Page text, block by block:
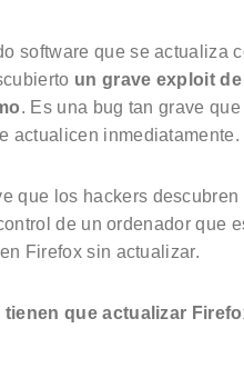
software que se actualiza
un grave exploit
. Es una bug tan grave
actualicen inmediatamente.
que los hackers
de un ordenador que
Firefox sin actualizar.
que actualizar